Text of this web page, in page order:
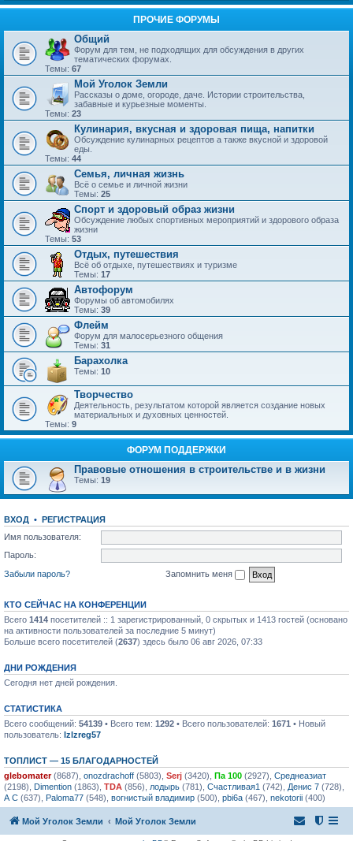
ПРОЧИЕ ФОРУМЫ
Общий
Форум для тем, не подходящих для обсуждения в других
тематических форумах.
Темы: 67
Мой Уголок Земли
Рассказы о доме, огороде, даче. Истории строительства,
забавные и курьезные моменты.
Темы: 23
Кулинария, вкусная и здоровая пища, напитки
Обсуждение кулинарных рецептов а также вкусной и здоровой
еды.
Темы: 44
Семья, личная жизнь
Всё о семье и личной жизни
Темы: 25
Спорт и здоровый образ жизни
Обсуждение любых спортивных мероприятий и здорового образа
жизни
Темы: 53
Отдых, путешествия
Всё об отдыхе, путешествиях и туризме
Темы: 17
Автофорум
Форумы об автомобилях
Темы: 39
Флейм
Форум для малосерьезного общения
Темы: 31
Барахолка
Темы: 10
Творчество
Деятельность, результатом которой является создание новых
материальных и духовных ценностей.
Темы: 9
ФОРУМ ПОДДЕРЖКИ
Правовые отношения в строительстве и в жизни
Темы: 19
ВХОД • РЕГИСТРАЦИЯ
Имя пользователя:
Пароль:
Забыли пароль?
Запомнить меня
КТО СЕЙЧАС НА КОНФЕРЕНЦИИ
Всего 1414 посетителей :: 1 зарегистрированный, 0 скрытых и 1413 гостей (основано
на активности пользователей за последние 5 минут)
Больше всего посетителей (2637) здесь было 06 авг 2026, 07:33
ДНИ РОЖДЕНИЯ
Сегодня нет дней рождения.
СТАТИСТИКА
Всего сообщений: 54139 • Всего тем: 1292 • Всего пользователей: 1671 • Новый
пользователь: lzlzreg57
ТОПЛИСТ — 15 БЛАГОДАРНОСТЕЙ
glebomater(8687), onozdrachoff (5803), Serj (3420), Па 100 (2927), Среднеазиат
(2198), Dimention (1863), TDA (856), лодырь (781), Счастливая1 (742), Денис 7 (728),
А С (637), Paloma77 (548), вогнистый владимир (500), pbi6a (467), nekotorii (400)
Мой Уголок Земли Мой Уголок Земли